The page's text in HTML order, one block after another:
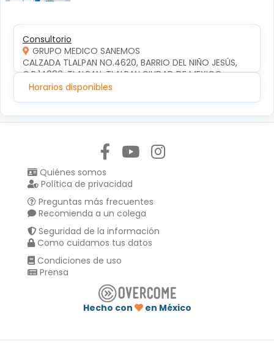
Consultorio
GRUPO MEDICO SANEMOS
CALZADA TLALPAN NO.4620, BARRIO DEL NIÑO JESÚS,
C.P.14080, TLALPAN, TLALPAN,CIUDAD DE MEXICO
Horarios disponibles
Quiénes somos
Política de privacidad
Preguntas más frecuentes
Recomienda a un colega
Seguridad de la información
Como cuidamos tus datos
Condiciones de uso
Prensa
Hecho con
en México